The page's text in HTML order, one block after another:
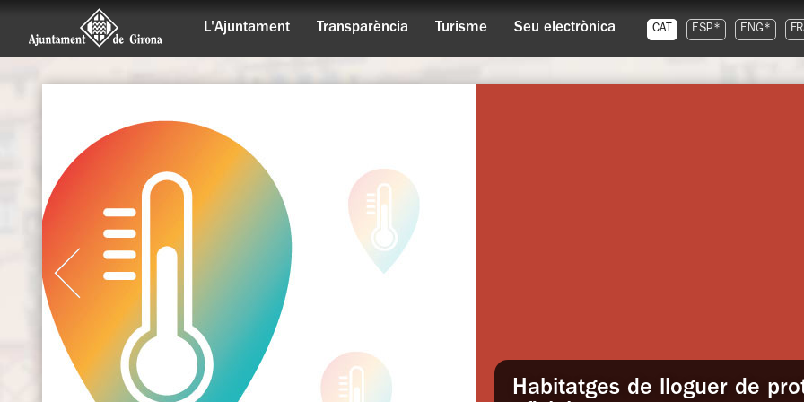
L'Ajuntament Transparència Turisme Seu electrònica CAT ESP* ENG*
Habitatges de lloguer de protecció